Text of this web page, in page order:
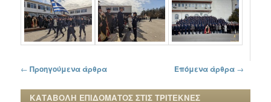
Πλοήγηση στα άρθρα
← Προηγούμενα άρθρα Επόμενα άρθρα →
ΚΑΤΑΒΟΛΗ ΕΠΙΔΟΜΑΤΟΣ ΣΤΙΣ ΤΡΙΤΕΚΝΕΣ